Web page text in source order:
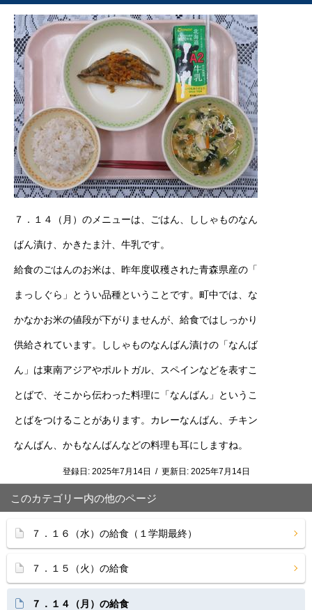
７．１４（月）のメニューは、ごはん、ししゃものなん
ばん漬け、かきたま汁、牛乳です。
給食のごはんのお米は、昨年度収穫された青森県産の「
まっしぐら」とうい品種ということです。町中では、な
かなかお米の値段が下がりませんが、給食ではしっかり
供給されています。ししゃものなんばん漬けの「なんば
ん」は東南アジアやポルトガル、スペインなどを表すこ
とばで、そこから伝わった料理に「なんばん」というこ
とばをつけることがあります。カレーなんばん、チキン
なんばん、かもなんばんなどの料理も耳にしますね。
登録日: 2025年7月14日 / 更新日: 2025年7月14日
このカテゴリー内の他のページ
７．１６（水）の給食（１学期最終）
７．１５（火）の給食
７．１４（月）の給食